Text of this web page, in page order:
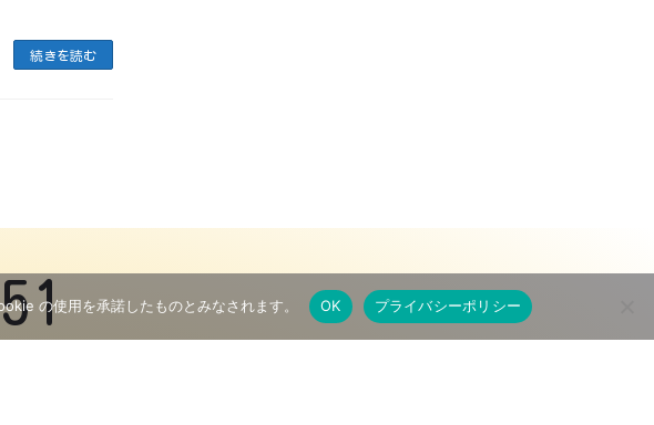
続きを読む
の使用を承諾したものとみなされます。 OK プライバシーポリシー